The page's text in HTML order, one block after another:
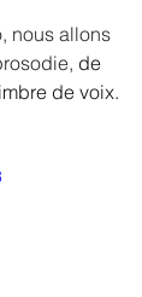
nous allons
de
de voix.